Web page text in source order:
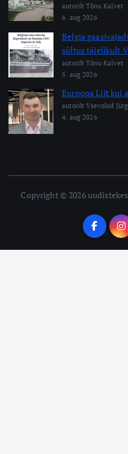
autorilt Tõnu Kalvet
6. aug 2026
Belgia
sõltus täielikult
autorilt Tõnu Kalvet
5. aug 2026
Euroopa Liit kui
autorilt Vsevolod
4. aug 2026
Copyright © 2026